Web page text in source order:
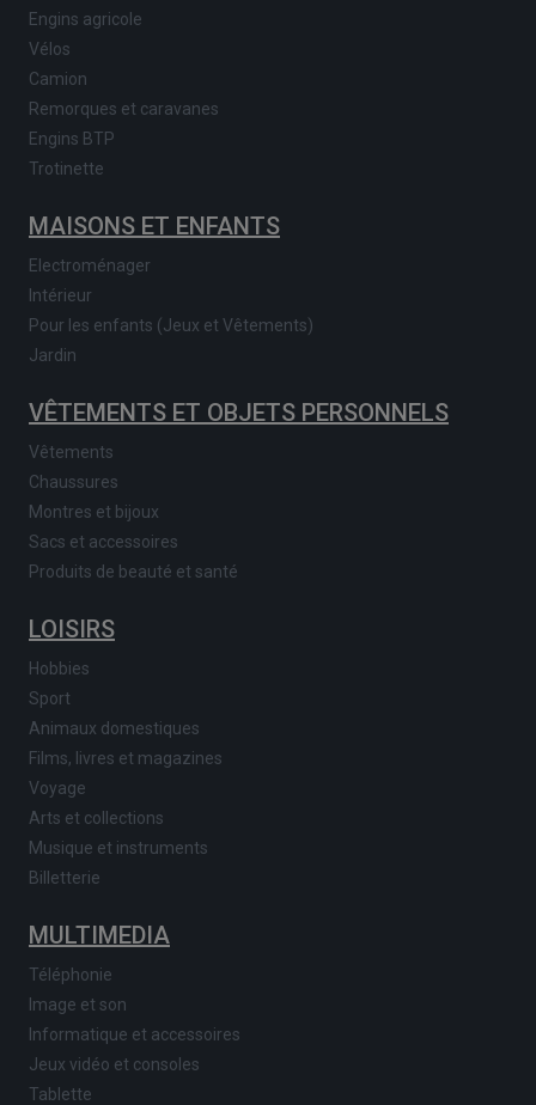
Engins agricole
Vélos
Camion
Remorques et caravanes
Engins BTP
Trotinette
MAISONS ET ENFANTS
Electroménager
Intérieur
Pour les enfants (Jeux et Vêtements)
Jardin
VÊTEMENTS ET OBJETS PERSONNELS
Vêtements
Chaussures
Montres et bijoux
Sacs et accessoires
Produits de beauté et santé
LOISIRS
Hobbies
Sport
Animaux domestiques
Films, livres et magazines
Voyage
Arts et collections
Musique et instruments
Billetterie
MULTIMEDIA
Téléphonie
Image et son
Informatique et accessoires
Jeux vidéo et consoles
Tablette